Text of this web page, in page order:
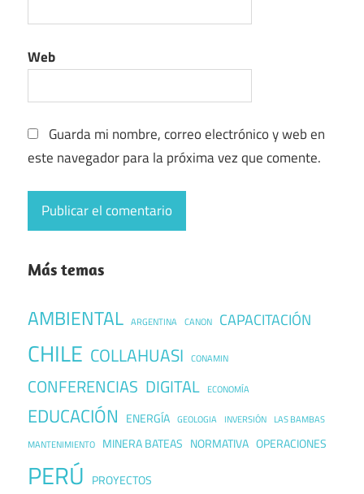
Web
Guarda mi nombre, correo electrónico y web en
este navegador para la próxima vez que comente.
Más temas
AMBIENTAL ARGENTINA CANON CAPACITACIÓN
CHILE COLLAHUASI CONAMIN
CONFERENCIAS DIGITAL ECONOMÍA
EDUCACIÓN ENERGÍA GEOLOGIA INVERSIÓN
LAS BAMBAS
MANTENIMIENTO
MINERA BATEAS NORMATIVA OPERACIONES
PERÚ PROYECTOS